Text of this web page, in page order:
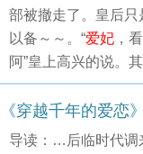
部被撤走了。皇后只
以备～～。“爱妃 ，
阿”皇上高兴的说。
导读：…后临时代调